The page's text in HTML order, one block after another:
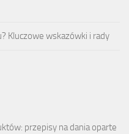
Kluczowe wskazówki i rady
przepisy na dania oparte